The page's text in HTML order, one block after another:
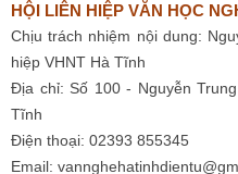
HỘI LIÊN HIỆP VĂN HỌC
Chịu trách nhiệm nội dung:
hiệp VHNT Hà Tĩnh
Địa chỉ: Số 100 - Nguyễn
Tĩnh
Điện thoại: 02393 855345
Email: